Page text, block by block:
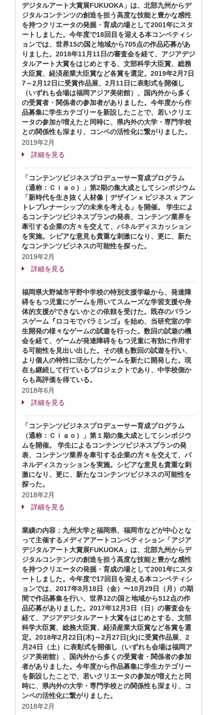
デジタルアート大賞展FUKUOKA」は、北部九州からデ
ジタルコンテンツの創造を担う高度な技能と豊かな感性
を持つクリエータの発掘・育成の場として2001年にスタ
ートしました。今年度で18回目を迎える本コンペティシ
ョンでは、世界15の国と地域から705点の作品応募があ
りました。2018年11月11日の審査会を経て、アジアデジ
タルアート大賞をはじめとする、文部科学大臣賞、総務
大臣賞、経済産業大臣賞など各賞を選定。2019年2月7日
7～2月12日に受賞作品展、2月11日に表彰式を開催し
（いずれも会場は福岡アジア美術館）、国内外から多く
の受賞者・関係者の参加者がありました。今年度から作
品募集に学生カテゴリーを新設したことで、若いクリエ
ータの参加が増えたと同時に、県内外の大学・専門学校
との関係性も深まり、コンペの活性化に繋がりました。
2019年2月
詳細を見る
「コンテンツビジネスプロデューサー育成プログラム
（通称：Ｃｉａｏ）」第2期の集大成としてシンポジウム
「新時代を生き抜く人材像｜デザイン x ビジネス x アン
トレプレナーシップの未来を考える」を開催。 学生によ
るコンテンツビジネスプランの発表、コンテンツ業界を
牽引する企業の方々を交えて、パネルディスカッション
を実施。シビアな意見も貴重な刺激になり、更に、新た
なコンテンツビジネスの可能性を探った。
2019年2月
詳細を見る
福岡県大野城市平野中学校の特別支援学級から、発達障
碍をもつ児童にゲームを用いてスムーズな学習支援や身
体的支援ができないかとの依頼を受けた。既存のバラン
スゲーム『ロコモでバラミンゴ』を始め、当研究室の学
生開発の様々なゲームの試遊を行った。数回の試遊の機
会を経て、ゲームが発達障碍をもつ児童に有効に作用す
る可能性を見出い出した。その後も数回の試遊を行い、
より個人の特性に活かしたゲームを新たに開発した。現
在も継続して行ているプロジェクトであり、中学校側か
らも高評価を得ている。
2018年6月
詳細を見る
「コンテンツビジネスプロデューサー育成プログラム
（通称：Ｃｉａｏ）」第１期の集大成としてシンポジウ
ムを開催。 学生によるコンテンツビジネスプランの発
表、コンテンツ業界を牽引する企業の方々を交えて、パ
ネルディスカッションを実施。シビアな意見も貴重な刺
激になり、更に、新たなコンテンツビジネスの可能性を
探った。
2018年2月
詳細を見る
業績の内容：九州大学と福岡県、福岡市などが中心とな
って主催するメディアアートコンペティション「アジア
デジタルアート大賞展FUKUOKA」は、北部九州からデ
ジタルコンテンツの創造を担う高度な技能と豊かな感性
を持つクリエータの発掘・育成の場として2001年にスタ
ートしました。今年度で17回目を迎える本コンペティシ
ョンでは、2017年8月18日（金）〜10月29日（月）の期
間で作品募集を行い、世界12の国と地域から512点の作
品応募がありました。2017年12月3日（日）の審査会を
経て、アジアデジタルアート大賞をはじめとする、文部
科学大臣賞、総務大臣賞、経済産業大臣賞など各賞を選
定。2018年2月22日(木)～2月27日(火)に受賞作品展、2
月24日（土）に表彰式を開催し（いずれも会場は福岡ア
ジア美術館）、国内外から多くの受賞者・関係者の参加
者がありました。今年度から作品募集に学生カテゴリー
を新設したことで、若いクリエータの参加が増えたと同
時に、県内外の大学・専門学校との関係性も深まり、コ
ンペの活性化に繋がりました。
2018年2月